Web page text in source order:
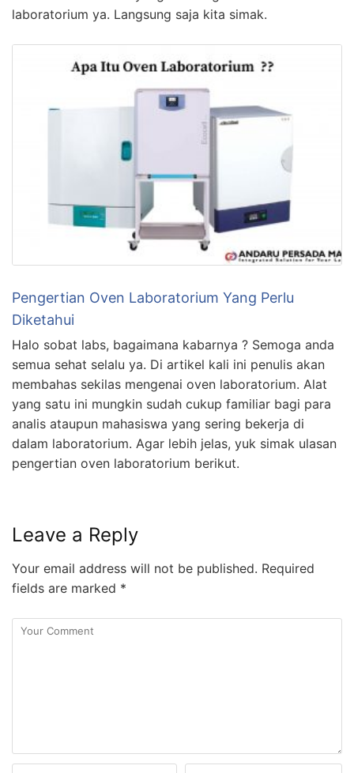
laboratorium ya. Langsung saja kita simak.
Pengertian Oven Laboratorium Yang Perlu
Diketahui
Halo sobat labs, bagaimana kabarnya ? Semoga anda
semua sehat selalu ya. Di artikel kali ini penulis akan
membahas sekilas mengenai oven laboratorium. Alat
yang satu ini mungkin sudah cukup familiar bagi para
analis ataupun mahasiswa yang sering bekerja di
dalam laboratorium. Agar lebih jelas, yuk simak ulasan
pengertian oven laboratorium berikut.
Leave a Reply
Your email address will not be published. Required
fields are marked *